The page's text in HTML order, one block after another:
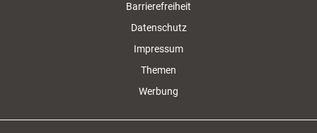
Barrierefreiheit
Datenschutz
Impressum
Themen
Werbung